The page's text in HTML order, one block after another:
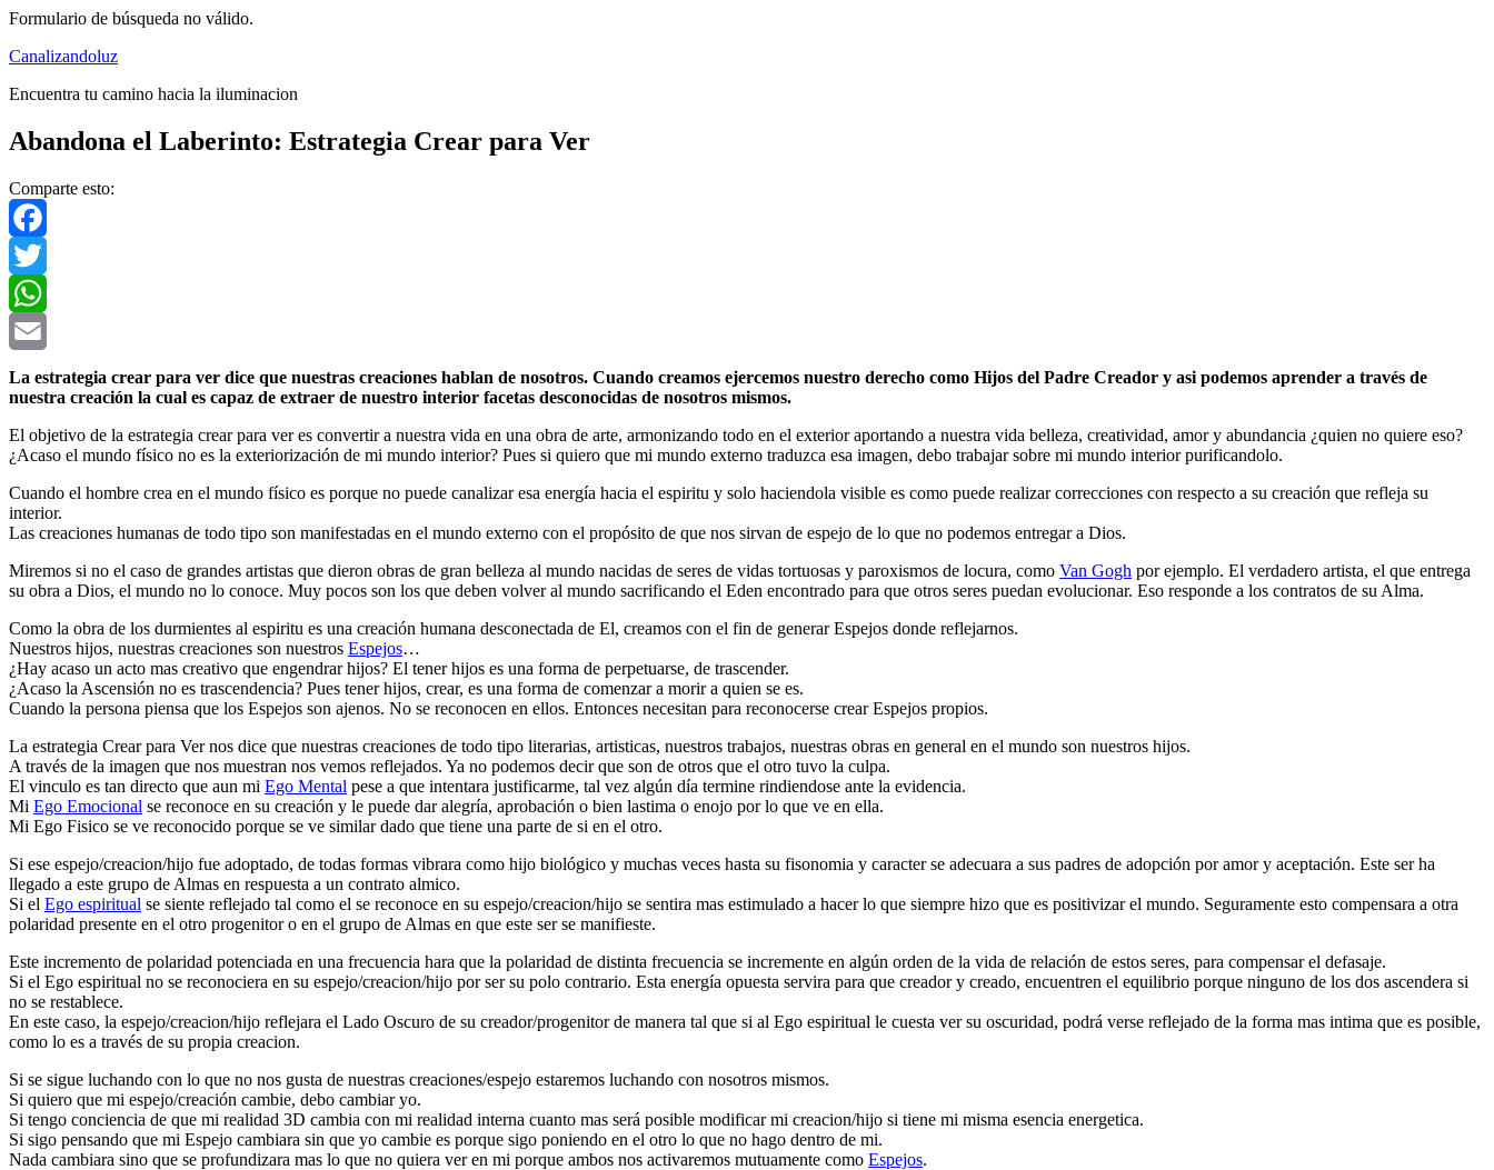
Formulario de búsqueda no válido.
Saltar
contenido
Canalizandoluz
Encuentra tu camino hacia la iluminacion
Abandona el Laberinto: Estrategia Crear para Ver
Comparte esto:
Facebook
Twitter
WhatsApp
Email
La estrategia crear para ver dice que nuestras creaciones hablan de nosotros. Cuando creamos ejercemos nuestro derecho como Hijos del Padre Creador y asi podemos aprender a través de
nuestra creación la cual es capaz de extraer de nuestro interior facetas desconocidas de nosotros mismos.
El objetivo de la estrategia crear para ver es convertir a nuestra vida en una obra de arte, armonizando todo en el exterior aportando a nuestra vida belleza, creatividad, amor y abundancia ¿quien no quiere eso?
¿Acaso el mundo físico no es la exteriorización de mi mundo interior? Pues si quiero que mi mundo externo traduzca esa imagen, debo trabajar sobre mi mundo interior purificandolo.
Cuando el hombre crea en el mundo físico es porque no puede canalizar esa energía hacia el espiritu y solo haciendola visible es como puede realizar correcciones con respecto a su creación que refleja su
interior.
Las creaciones humanas de todo tipo son manifestadas en el mundo externo con el propósito de que nos sirvan de espejo de lo que no podemos entregar a Dios.
Miremos si no el caso de grandes artistas que dieron obras de gran belleza al mundo nacidas de seres de vidas tortuosas y paroxismos de locura, como Van Gogh por ejemplo. El verdadero artista, el que entrega
su obra a Dios, el mundo no lo conoce. Muy pocos son los que deben volver al mundo sacrificando el Eden encontrado para que otros seres puedan evolucionar. Eso responde a los contratos de su Alma.
Como la obra de los durmientes al espiritu es una creación humana desconectada de El, creamos con el fin de generar Espejos donde reflejarnos.
Nuestros hijos, nuestras creaciones son nuestros Espejos…
¿Hay acaso un acto mas creativo que engendrar hijos? El tener hijos es una forma de perpetuarse, de trascender.
¿Acaso la Ascensión no es trascendencia? Pues tener hijos, crear, es una forma de comenzar a morir a quien se es.
Cuando la persona piensa que los Espejos son ajenos. No se reconocen en ellos. Entonces necesitan para reconocerse crear Espejos propios.
La estrategia Crear para Ver nos dice que nuestras creaciones de todo tipo literarias, artisticas, nuestros trabajos, nuestras obras en general en el mundo son nuestros hijos.
A través de la imagen que nos muestran nos vemos reflejados. Ya no podemos decir que son de otros que el otro tuvo la culpa.
El vinculo es tan directo que aun mi Ego Mental pese a que intentara justificarme, tal vez algún día termine rindiendose ante la evidencia.
Mi Ego Emocional se reconoce en su creación y le puede dar alegría, aprobación o bien lastima o enojo por lo que ve en ella.
Mi Ego Fisico se ve reconocido porque se ve similar dado que tiene una parte de si en el otro.
Si ese espejo/creacion/hijo fue adoptado, de todas formas vibrara como hijo biológico y muchas veces hasta su fisonomia y caracter se adecuara a sus padres de adopción por amor y aceptación. Este ser ha
llegado a este grupo de Almas en respuesta a un contrato almico.
Si el Ego espiritual se siente reflejado tal como el se reconoce en su espejo/creacion/hijo se sentira mas estimulado a hacer lo que siempre hizo que es positivizar el mundo. Seguramente esto compensara a otra
polaridad presente en el otro progenitor o en el grupo de Almas en que este ser se manifieste.
Este incremento de polaridad potenciada en una frecuencia hara que la polaridad de distinta frecuencia se incremente en algún orden de la vida de relación de estos seres, para compensar el defasaje.
Si el Ego espiritual no se reconociera en su espejo/creacion/hijo por ser su polo contrario. Esta energía opuesta servira para que creador y creado, encuentren el equilibrio porque ninguno de los dos ascendera si
no se restablece.
En este caso, la espejo/creacion/hijo reflejara el Lado Oscuro de su creador/progenitor de manera tal que si al Ego espiritual le cuesta ver su oscuridad, podrá verse reflejado de la forma mas intima que es posible,
como lo es a través de su propia creacion.
Si se sigue luchando con lo que no nos gusta de nuestras creaciones/espejo estaremos luchando con nosotros mismos.
Si quiero que mi espejo/creación cambie, debo cambiar yo.
Si tengo conciencia de que mi realidad 3D cambia con mi realidad interna cuanto mas será posible modificar mi creacion/hijo si tiene mi misma esencia energetica.
Si sigo pensando que mi Espejo cambiara sin que yo cambie es porque sigo poniendo en el otro lo que no hago dentro de mi.
Nada cambiara sino que se profundizara mas lo que no quiera ver en mi porque ambos nos activaremos mutuamente como Espejos.